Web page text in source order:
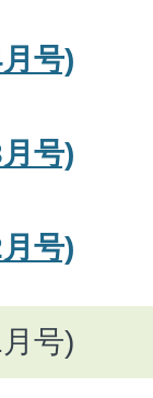
号)
号)
号)
号)